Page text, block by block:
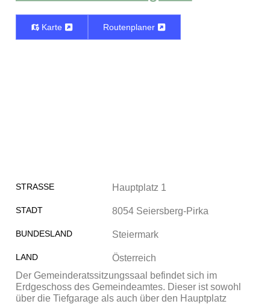
Karte Routenplaner
STRASSE Hauptplatz 1
STADT 8054 Seiersberg-Pirka
BUNDESLAND Steiermark
LAND
Österreich
Der Gemeinderatssitzungssaal befindet sich im
Erdgeschoss des Gemeindeamtes. Dieser ist sowohl
über die Tiefgarage als auch über den Hauptplatz